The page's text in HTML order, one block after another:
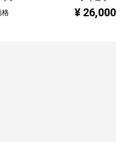
格
¥ 26,000